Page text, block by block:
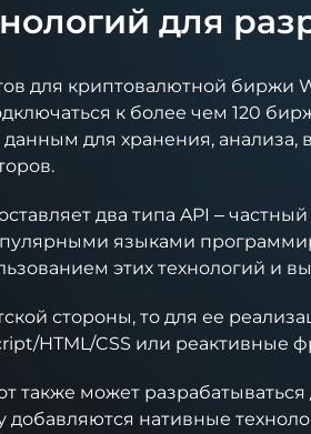
для
для криптовалютной биржи
к более чем 120
для хранения, анализа,
два типа API –
языками
этих технологий и
стороны, то для ее
HTML/CSS или реактивные
также может
добавляются нативные